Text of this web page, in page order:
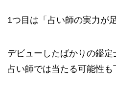
1つ目は「占い師の実力が
デビューしたばかりの鑑
占い師では当たる可能性も